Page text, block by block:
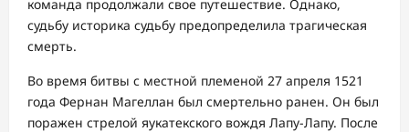
команда продолжали свое путешествие. Однако,
судьбу историка судьбу предопределила трагическая
смерть.
Во время битвы с местной племеной 27 апреля 1521
года Фернан Магеллан был смертельно ранен. Он был
поражен стрелой яукатекского вождя Лапу-Лапу. После